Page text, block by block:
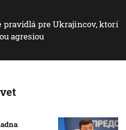
pravidlá pre Ukrajincov, ktorí
agresiou